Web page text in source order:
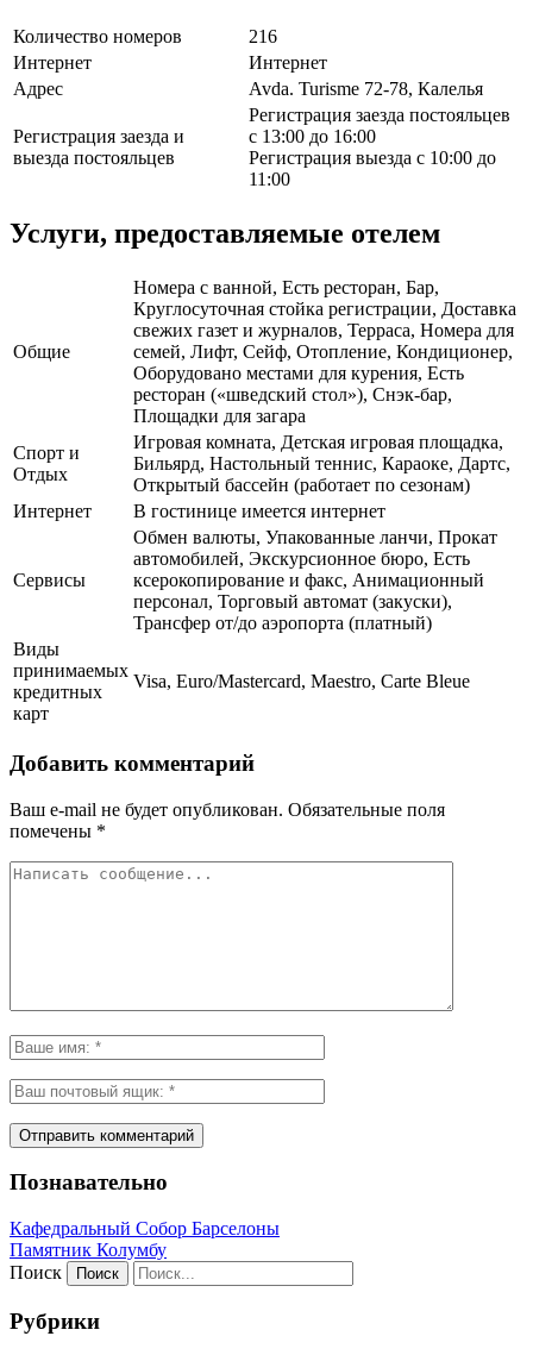
Количество номеров
216
Интернет
Интернет
Адрес
Avda. Turisme 72-78, Калелья
Регистрация заезда и
выезда постояльцев
Регистрация заезда постояльцев
с 13:00 до 16:00
Регистрация выезда с 10:00 до
11:00
Услуги, предоставляемые отелем
Общие
Номера с ванной, Есть ресторан, Бар,
Круглосуточная стойка регистрации, Доставка
свежих газет и журналов, Терраса, Номера для
семей, Лифт, Сейф, Отопление, Кондиционер,
Оборудовано местами для курения, Есть
ресторан («шведский стол»), Снэк-бар,
Площадки для загара
Спорт и
Отдых
Игровая комната, Детская игровая площадка,
Бильярд, Настольный теннис, Караоке, Дартс,
Открытый бассейн (работает по сезонам)
Интернет
В гостинице имеется интернет
Сервисы
Обмен валюты, Упакованные ланчи, Прокат
автомобилей, Экскурсионное бюро, Есть
ксерокопирование и факс, Анимационный
персонал, Торговый автомат (закуски),
Трансфер от/до аэропорта (платный)
Виды
принимаемых
кредитных
карт
Visa, Euro/Mastercard, Maestro, Carte Bleue
Добавить комментарий
Ваш e-mail не будет опубликован. Обязательные поля
помечены *
Познавательно
Кафeдрaльный Собор Барселоны
Пaмятник Колумбу
Поиск
Рубрики